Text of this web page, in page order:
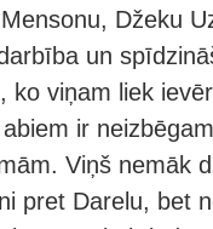
Džeku
un
ko viņam liek
ir
Viņš nemāk
pret Darelu, bet